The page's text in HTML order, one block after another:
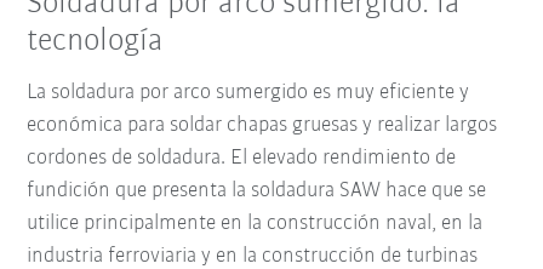
tecnología
La soldadura por arco sumergido es muy eficiente y
económica para soldar chapas gruesas y realizar largos
cordones de soldadura. El elevado rendimiento de
fundición que presenta la soldadura SAW hace que se
utilice principalmente en la construcción naval, en la
industria ferroviaria y en la construcción de turbinas